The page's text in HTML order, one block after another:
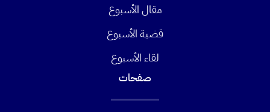
مقال الأسبوع
قضية الأسبوع
لقاء الأسبوع
صفحات